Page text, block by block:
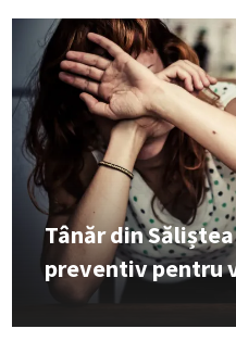
Tânăr din
preventiv pentru